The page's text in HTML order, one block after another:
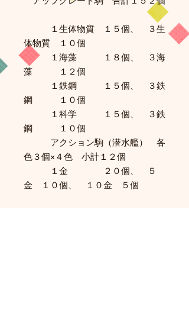
１生体物質 １５個、 ３生
体物質 １０個
１海藻 １８個、 ３海
藻 １２個
１鉄鋼 １５個、 ３鉄
鋼 １０個
１科学 １５個、 ３鉄
鋼 １０個
アクション駒（潜水艦） 各
色３個×４色 小計１２個
１金 ２０個、 ５
金 １０個、 １０金 ５個